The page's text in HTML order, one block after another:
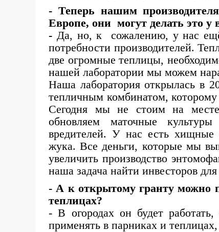
- Теперь нашим
Европе, они могут делать это у
- Да, но, к сожалению, у нас ещё
потребности производителей.
две огромные теплицы,
нашей лаборатории мы можем
Наша лаборатория открылась в
тепличным комбинатом,
Сегодня мы не стоим на
обновляем маточные
вредителей. У нас есть хищные
жука. Все деньги, которые мы
увеличить производство
наша задача найти инвесторов
- А к открытому гранту можно
теплицах?
- В огородах он будет
применять в парниках и